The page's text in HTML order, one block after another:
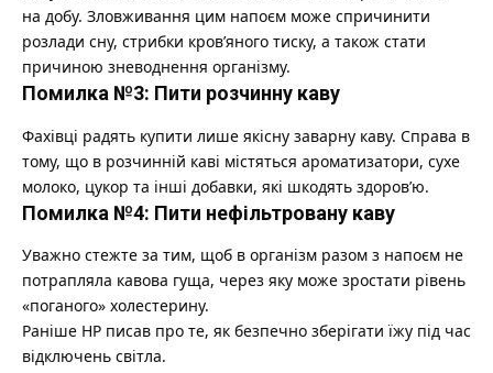
на добу. Зловживання цим напоєм може спричинити
розлади сну, стрибки кров’яного тиску, а також стати
причиною зневоднення організму.
Помилка №3: Пити розчинну каву
Фахівці радять купити лише якісну заварну каву. Справа в
тому, що в розчинній каві містяться ароматизатори, сухе
молоко, цукор та інші добавки, які шкодять здоров’ю.
Помилка №4: Пити нефільтровану каву
Уважно стежте за тим, щоб в організм разом з напоєм не
потрапляла кавова гуща, через яку може зростати рівень
«поганого» холестерину.
Раніше НР писав про те, як безпечно зберігати їжу під час
відключень світла.